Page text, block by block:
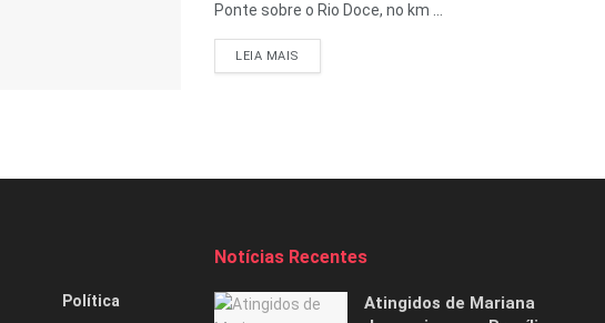
Ponte sobre o Rio Doce, no km ...
LEIA MAIS
Política
Notícias Recentes
Atingidos de Mariana